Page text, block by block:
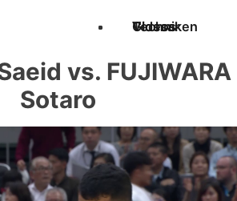
Techniken
Videos
Glossar
vs. FUJIWARA
Sotaro